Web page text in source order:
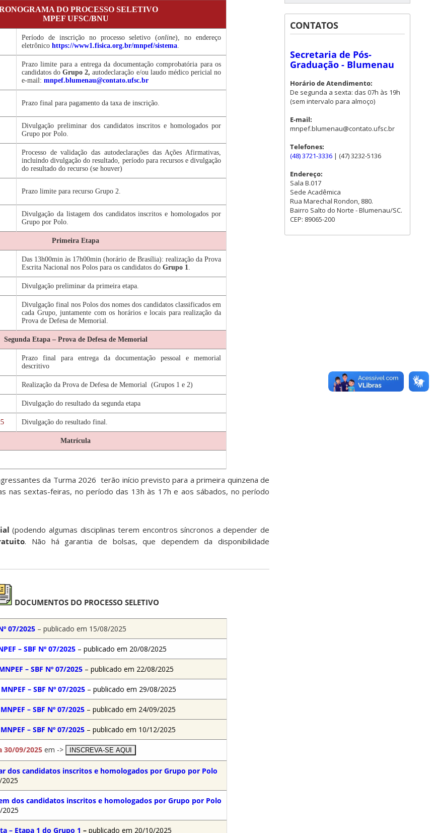
DO PROCESSO SELETIVO
MPEF UFSC/BNU
Período de inscrição no processo seletivo (online), no endereço
eletrônico https://www1.fisica.org.br/mnpef/sistema.
Prazo limite para a entrega da documentação comprobatória para os
candidatos doGrupo 2,autodeclaração e/ou laudo médico pericial no
e-mail: mnpef.blumenau@contato.ufsc.br
Prazo final para pagamento da taxa de inscrição.
Divulgação preliminar dos candidatos inscritos e homologados por
Grupo por Polo.
Processo de validação das autodeclarações das Ações Afirmativas,
incluindo divulgação do resultado, período para recursos e divulgação
do resultado do recurso (se houver)
Prazo limite para recurso Grupo 2.
Divulgação da listagem dos candidatos inscritos e homologados por
Grupo por Polo.
Primeira Etapa
Das 13h00min às 17h00min (horário de Brasília): realização da Prova
Escrita Nacional nos Polos para os candidatos do Grupo 1.
Divulgação preliminar da primeira etapa.
Divulgação final nos Polos dos nomes dos candidatos classificados em
cada Grupo, juntamente com os horários e locais para realização da
Prova de Defesa de Memorial.
Segunda Etapa – Prova de Defesa de Memorial
Prazo final para entrega da documentação pessoal e memorial
descritivo
Realização da Prova de Defesa de Memorial (Grupos 1 e 2)
Divulgação do resultado da segunda etapa
Divulgação do resultado final.
Matrícula
da Turma 2026 terão início previsto para a primeira quinzena de
nas sextas-feiras, no período das 13h às 17h e aos sábados, no período
(podendo algumas disciplinas terem encontros síncronos a depender de
. Não há garantia de bolsas, que dependem da disponibilidade
DOCUMENTOS DO PROCESSO SELETIVO
07/2025 – publicado em 15/08/2025
– SBF Nº 07/2025 – publicado em 20/08/2025
– SBF Nº 07/2025 – publicado em 22/08/2025
– SBF Nº 07/2025 – publicado em 29/08/2025
– SBF Nº 07/2025 – publicado em 24/09/2025
– SBF Nº 07/2025 – publicado em 10/12/2025
30/09/2025 em -> INSCREVA-SE AQUI
dos candidatos inscritos e homologados por Grupo por Polo
dos candidatos inscritos e homologados por Grupo por Polo
2025
– Etapa 1 do Grupo 1 – publicado em 20/10/2025
CONTATOS
Secretaria de Pós-
Graduação - Blumenau
Horário de Atendimento:
De segunda a sexta: das 07h às 19h
(sem intervalo para almoço)
E-mail:
mnpef.blumenau@contato.ufsc.br
Telefones:
(48) 3721-3336 | (47) 3232-5136
Endereço:
Sala B.017
Sede Acadêmica
Rua Marechal Rondon, 880.
Bairro Salto do Norte - Blumenau/SC.
CEP: 89065-200